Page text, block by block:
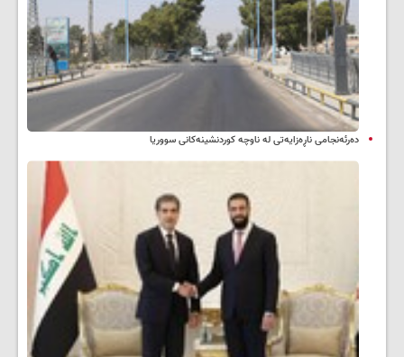
دەرئەنجامی ناڕەزایەتی لە ناوچە کوردنشینەکانی سووریا